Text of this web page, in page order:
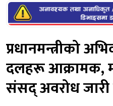
प्रधानमन्त्रीको
दलहरू आक्रामक,
संसद् अवरोध